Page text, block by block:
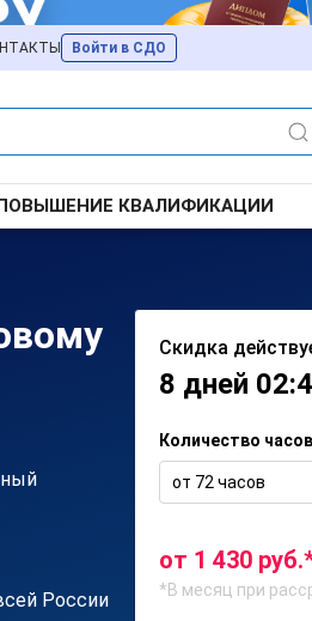
Войти в СДО
КВАЛИФИКАЦИИ
России
Скидка
8 дней
Количество часов
от 72 часов
от 1 430
*В месяц при